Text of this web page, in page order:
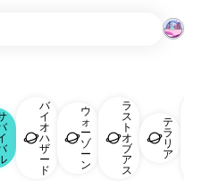
1006万 人のユーザー
5.8万 人のユーザー
バ
イ
オ
ハ
ザ
ー
ド
ウ
ォ
ー
ゾ
ー
ン
ラ
ス
ト
オ
ブ
ア
ス
テ
ラ
リ
ア
ティ
チャット、ディスカ